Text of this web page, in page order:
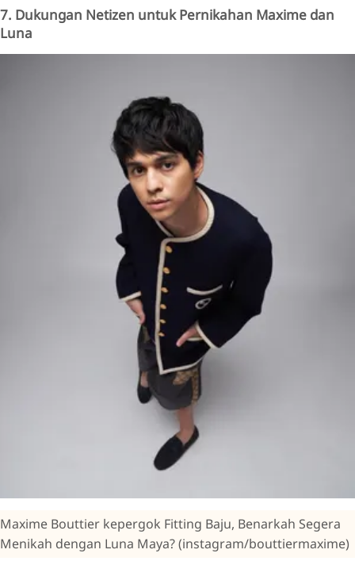
7. Dukungan Netizen untuk Pernikahan Maxime dan
Luna
Maxime Bouttier kepergok Fitting Baju, Benarkah Segera
Menikah dengan Luna Maya? (instagram/bouttiermaxime)